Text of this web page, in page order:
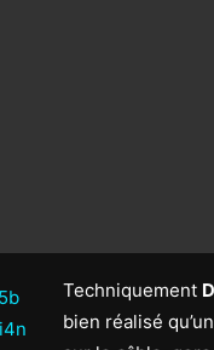
Techniquement
bien réalisé